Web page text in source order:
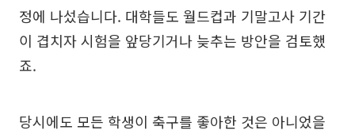
정에 나섰습니다. 대학들도 월드컵과 기말고사 기간
이 겹치자 시험을 앞당기거나 늦추는 방안을 검토했
죠.
당시에도 모든 학생이 축구를 좋아한 것은 아니었을